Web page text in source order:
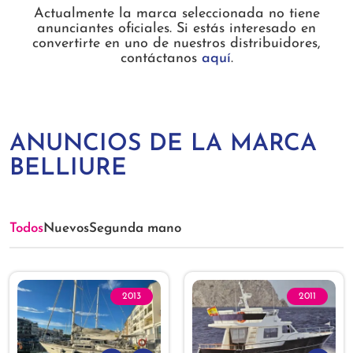
Actualmente la marca seleccionada no tiene
anunciantes oficiales. Si estás interesado en
convertirte en uno de nuestros distribuidores,
contáctanos aquí.
ANUNCIOS DE LA MARCA
BELLIURE
TodosNuevosSegunda mano
2013 2011